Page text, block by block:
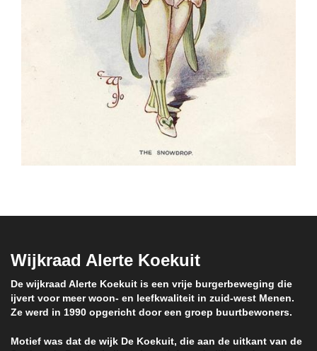
Wijkraad Alerte Koekuit
De wijkraad Alerte Koekuit is een vrije burgerbeweging die
ijvert voor meer woon- en leefkwaliteit in zuid-west Menen.
Ze werd in 1990 opgericht door een groep buurtbewoners.
Motief was dat de wijk De Koekuit, die aan de uitkant van de